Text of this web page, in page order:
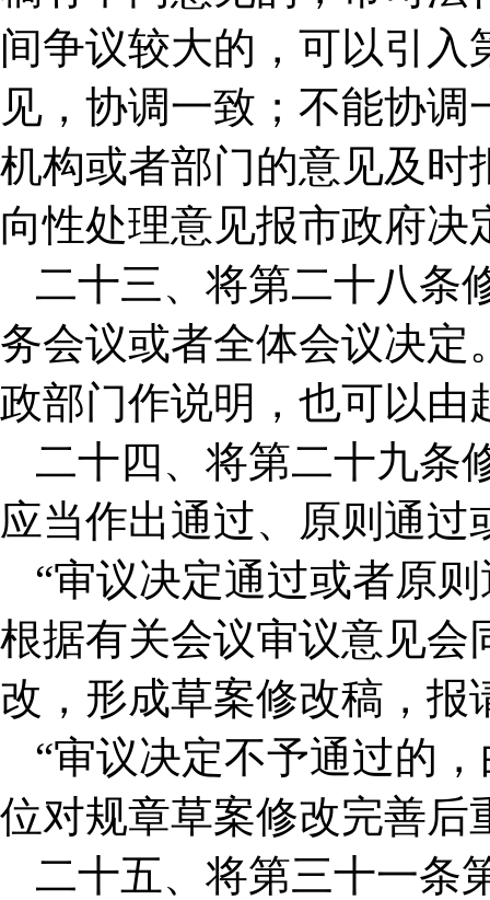
间争议较大的，可以引
见，协调一致；不能协
机构或者部门的意见及时
向性处理意见报市政府决
二十三、将第二十八条
务会议或者全体会议决定
政部门作说明，也可以由
二十四、将第二十九条
应当作出通过、原则通过
“审议决定通过或者原
根据有关会议审议意见会
改，形成草案修改稿，报
“审议决定不予通过的
位对规章草案修改完善后
二十五、将第三十一条